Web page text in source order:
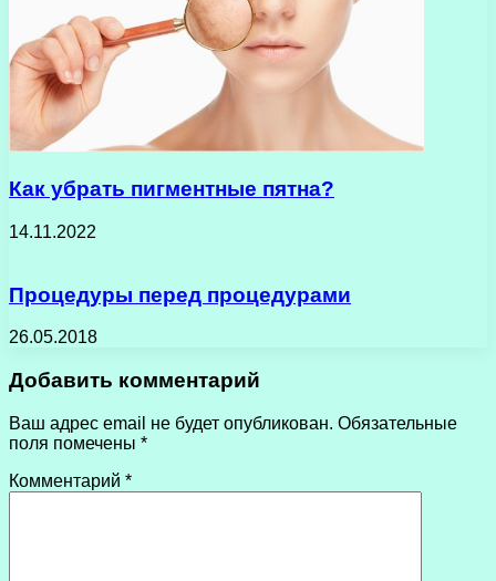
Как убрать пигментные пятна?
14.11.2022
Процедуры перед процедурами
26.05.2018
Добавить комментарий
Ваш адрес email не будет опубликован. Обязательные
поля помечены *
Комментарий *